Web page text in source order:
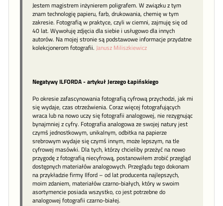
Jestem magistrem inżynierem poligrafem. W związku z tym
znam technologię papieru, farb, drukowania, chemię w tym
zakresie. Fotografią w praktyce, czyli w ciemni, zajmuję się od
40 lat. Wywołuję zdjęcia dla siebie i usługowo dla innych
autorów. Na mojej stronie są podstawowe informacje przydatne
kolekcjonerom fotografii. Janusz Miliszkiewicz
Negatywy ILFORDA - artykuł Jerzego Łapińskiego
Po okresie zafascynowania fotografią cyfrową przychodzi, jak mi
się wydaje, czas otrzeźwienia. Coraz więcej fotografujących
wraca lub na nowo uczy się fotografii analogowej, nie rezygnując
bynajmniej z cyfry. Fotografia analogowa ze swojej natury jest
czymś jednostkowym, unikalnym, odbitka na papierze
srebrowym wydaje się czymś innym, może lepszym, na tle
cyfrowej masówki. Dla tych, którzy chcieliby przeżyć na nowo
przygodę z fotografią niecyfrową, postanowiłem zrobić przegląd
dostępnych materiałów analogowych. Przeglądu tego dokonam
na przykładzie firmy Ilford – od lat producenta najlepszych,
moim zdaniem, materiałów czarno-białych, który w swoim
asortymencie posiada wszystko, co jest potrzebne do
analogowej fotografii czarno-białej.